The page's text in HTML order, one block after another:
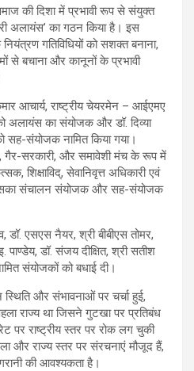
की दिशा में प्रभावी रूप से संयुक्त
अलायंस’ का गठन किया है। इस
गतिविधियों को सशक्त बनाना,
से बचाना और कानूनों के प्रभावी
आचार्य, राष्ट्रीय चेयरमेन – आईएमए
अलायंस का संयोजक और डॉ. दिव्या
सह-संयोजक नामित किया गया।
सरकारी, और समावेशी मंच के रूप में
शिक्षाविद्, सेवानिवृत्त अधिकारी एवं
संचालन संयोजक और सह-संयोजक
डॉ. एसएस नैयर, श्री बीबीएस तोमर,
पाण्डेय, डॉ. संजय दीक्षित, श्री सतीश
संयोजकों को बधाई दी।
और संभावनाओं पर चर्चा हुई,
राज्य था जिसने गुटखा पर प्रतिबंध
पर राष्ट्रीय स्तर पर रोक लग चुकी
और राज्य स्तर पर संरचनाएं मौजूद हैं,
की आवश्यकता है।